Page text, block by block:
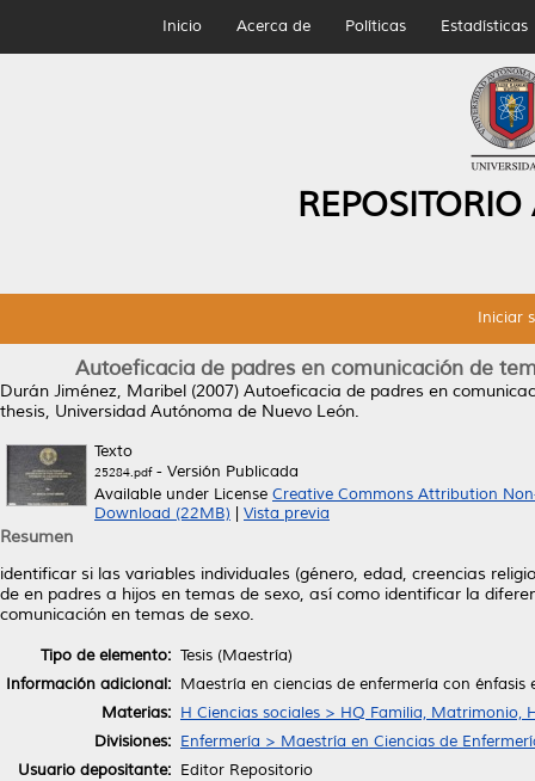
Inicio Acerca de Políticas Estadísticas
Iniciar
Autoeficacia de padres en comunicación de
Durán Jiménez, Maribel (2007) Autoeficacia de padres en
thesis, Universidad Autónoma de Nuevo León.
Texto
25284.pdf- Versión Publicada
Available under License Creative Commons Attribution
Download (22MB)
Vista previa
Resumen
identificar si las variables individuales (género, edad, creencias
de en padres a hijos en temas de sexo, así como identificar la
comunicación en temas de sexo.
Tipo de elemento: Tesis (Maestría)
Información adicional: Maestría en ciencias de enfermería con énfasis
Materias: H Ciencias sociales > HQ Familia, Matrimonio,
Divisiones: Enfermería > Maestría en Ciencias de
Usuario depositante: Editor Repositorio